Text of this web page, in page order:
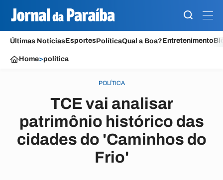
Últimas NotíciasEsportesPolíticaQual a Boa?Entretenimento
Home>política
POLÍTICA
TCE vai analisar
patrimônio histórico das
cidades do 'Caminhos do
Frio'